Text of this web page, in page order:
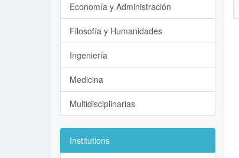
Economía y Administración
Filosofía y Humanidades
Ingeniería
Medicina
Multidisciplinarias
Institutions